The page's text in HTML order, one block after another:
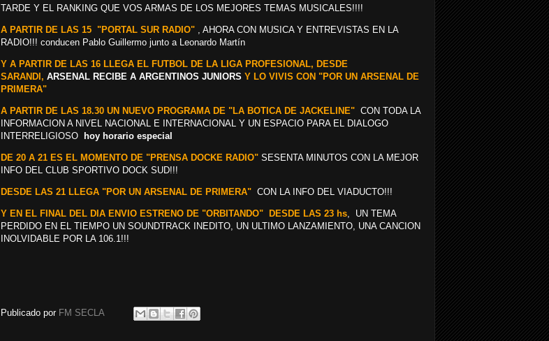
TARDE Y EL RANKING QUE VOS ARMAS DE LOS MEJORES TEMAS MUSICALES!!!!
A PARTIR DE LAS 15 "PORTAL SUR RADIO" , AHORA CON MUSICA Y ENTREVISTAS EN LA
RADIO!!! conducen Pablo Guillermo junto a Leonardo Martín
Y A PARTIR DE LAS 16 LLEGA EL FUTBOL DE LA LIGA PROFESIONAL, DESDE
SARANDI, ARSENAL RECIBE A ARGENTINOS JUNIORS Y LO VIVIS CON "POR UN ARSENAL DE
PRIMERA"
A PARTIR DE LAS 18.30 UN NUEVO PROGRAMA DE "LA BOTICA DE JACKELINE" CON TODA LA
INFORMACION A NIVEL NACIONAL E INTERNACIONAL Y UN ESPACIO PARA EL DIALOGO
INTERRELIGIOSO
hoy horario especial
DE 20 A 21 ES EL MOMENTO DE "PRENSA DOCKE RADIO" SESENTA MINUTOS CON LA MEJOR
INFO DEL CLUB SPORTIVO DOCK SUD!!!
DESDE LAS 21 LLEGA "POR UN ARSENAL DE PRIMERA" CON LA INFO DEL VIADUCTO!!!
Y EN EL FINAL DEL DIA ENVIO ESTRENO DE "ORBITANDO" DESDE LAS 23 hs, UN TEMA
PERDIDO EN EL TIEMPO UN SOUNDTRACK INEDITO, UN ULTIMO LANZAMIENTO, UNA CANCION
INOLVIDABLE POR LA 106.1!!!
Publicado por FM SECLA